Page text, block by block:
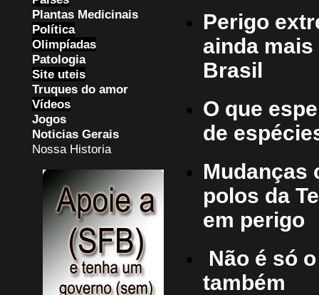
Plantas Medicinais
Política
Olimpíadas
Patologia
Site uteis
Truques do amor
Vídeos
Jogos
Noticias Gerais
Nossa Historia
Perigo
ainda
Brasil
O que
de
Mudanças
polos da
em perigo
Não é só
também